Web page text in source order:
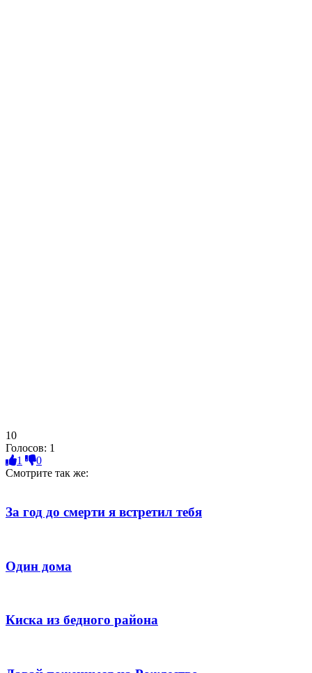
10
Голосов: 1
1
0
Смотрите так же:
За год до смерти я встретил тебя
Один дома
Киска из бедного района